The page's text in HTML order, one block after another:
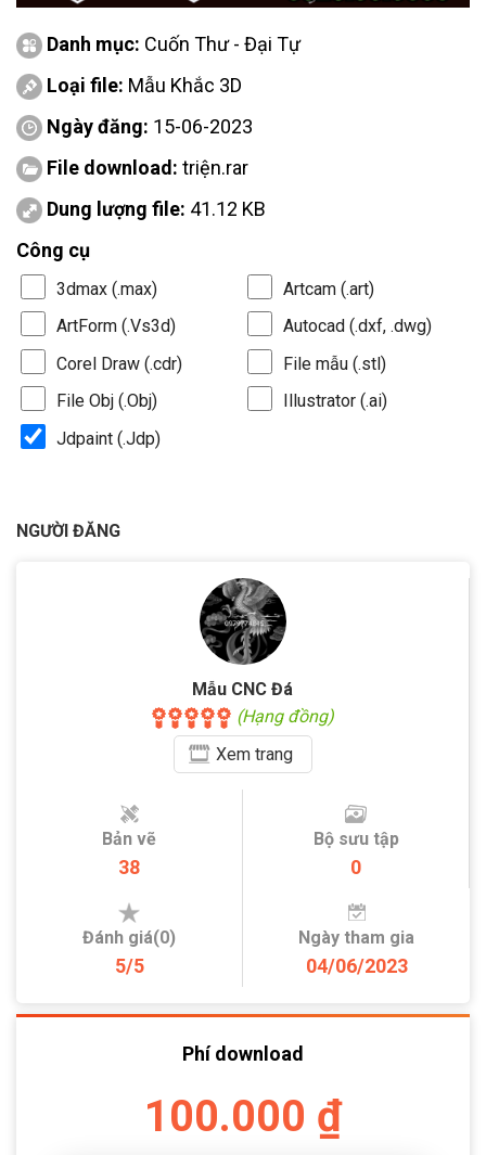
Danh mục: Cuốn Thư - Đại Tự
Loại file: Mẫu Khắc 3D
Ngày đăng: 15-06-2023
File download: triện.rar
Dung lượng file: 41.12 KB
Công cụ
3dmax (.max)
Artcam (.art)
ArtForm (.Vs3d)
Autocad (.dxf, .dwg)
Corel Draw (.cdr)
File mẫu (.stl)
File Obj (.Obj)
Illustrator (.ai)
Jdpaint (.Jdp)
NGƯỜI ĐĂNG
Mẫu CNC Đá
(Hạng đồng)
Xemtrang
Bản vẽ
38
Bộ sưu tập
0
Đánh giá(0)
5/5
Ngày tham gia
04/06/2023
Phí download
100.000 ₫